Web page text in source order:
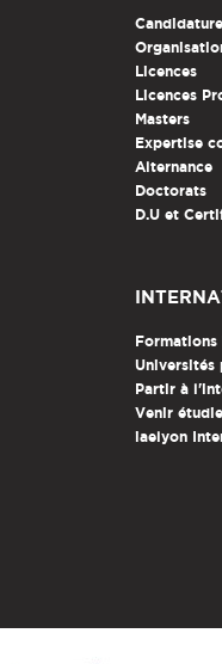
Licences
Licences
Masters
Expertise
Alternance
Doctorats
D.U et
Universités
Partir à
Venir
iaelyon